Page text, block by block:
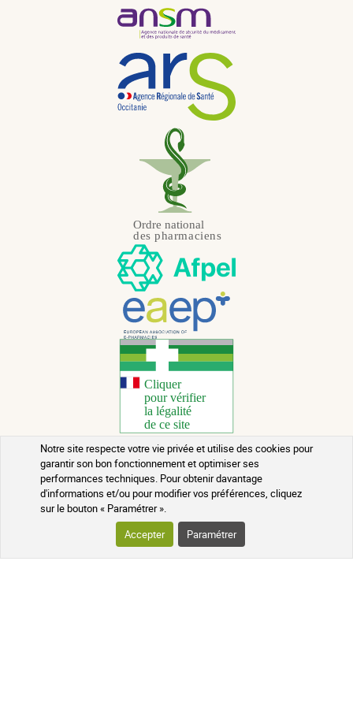
Notre site respecte votre vie privée et utilise des cookies pour
garantir son bon fonctionnement et optimiser ses
performances techniques. Pour obtenir davantage
d'informations et/ou pour modifier vos préférences, cliquez
sur le bouton « Paramétrer ».
Accepter
Paramétrer
Copyright 2026 - Tous droits réservés
Conseils santé au naturel